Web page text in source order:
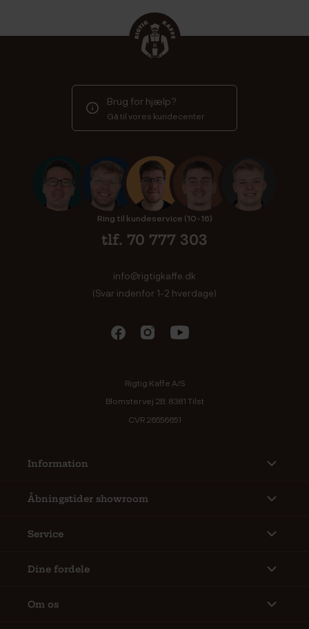
Brug for hjælp?
Gå til vores kundecenter
Ring til kundeservice (10-16)
tlf. 70 777 303
info@rigtigkaffe.dk
(Svar indenfor 1-2 hverdage)
Rigtig Kaffe A/S
Blomstervej 2B, 8381 Tilst
CVR 26556651
Information
Åbningstider showroom
Service
Dine fordele
Om os